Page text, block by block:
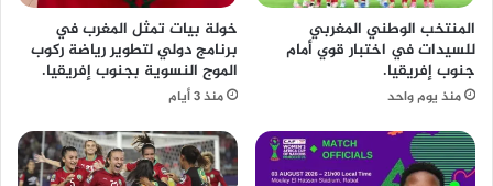
المنتخب الوطني المغربي
للسيدات في اختبار قوي أمام
جنوب إفريقيا.
منذ يوم واحد
خولة بيات تمثل المغرب في
برنامج دولي لتطوير رياضة ركوب
الموج النسوية بجنوب إفريقيا.
منذ 3 أيام